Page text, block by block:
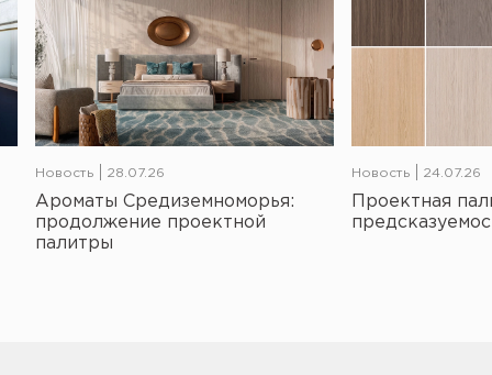
Новость 28.07.26
Ароматы Средиземноморья:
продолжение проектной
палитры
Новость 24.07.26
Проектная